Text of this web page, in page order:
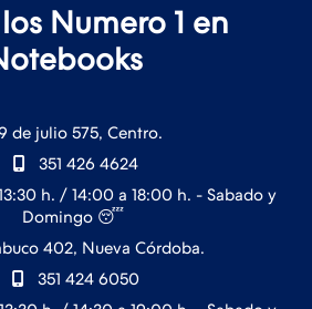
Numero 1 en
de julio 575, Centro.
351 426 4624
h. / 14:00 a 18:00 h. - Sabado y
Domingo 😴
402, Nueva Córdoba.
351 424 6050